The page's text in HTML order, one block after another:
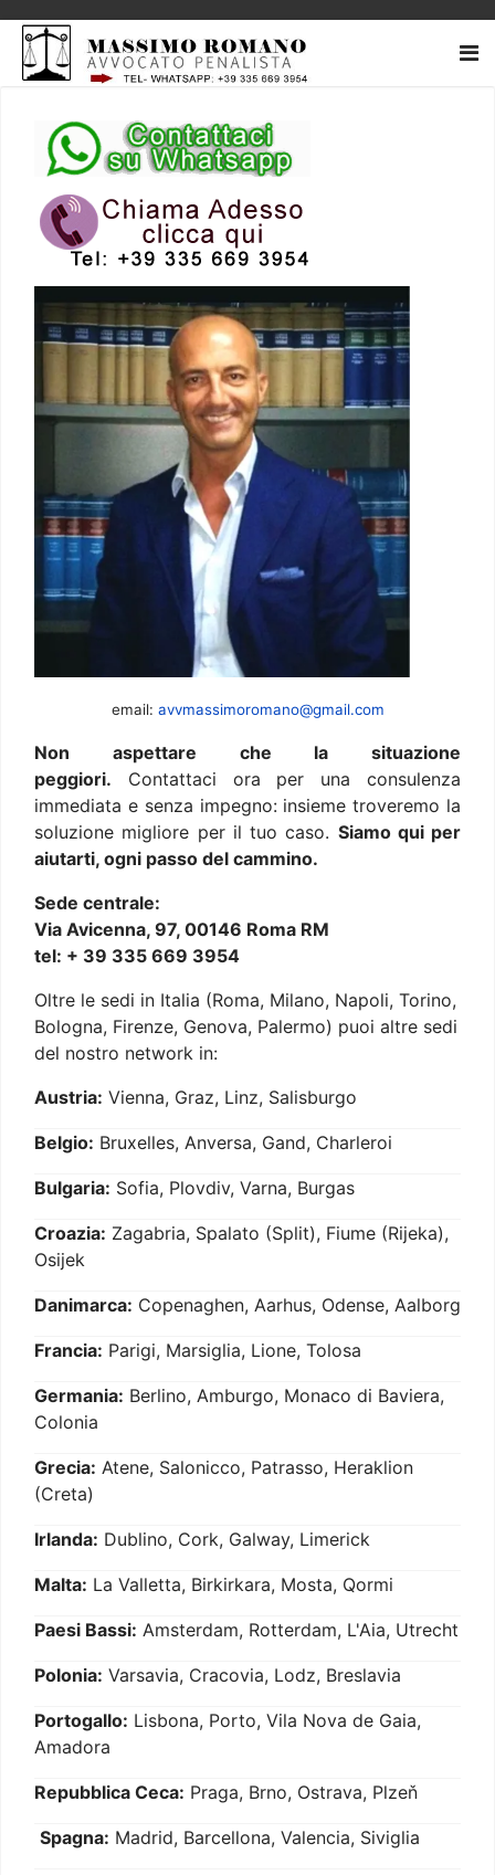
email: avvmassimoromano@gmail.com
Non aspettare che la situazione
peggiori. Contattaci ora per una consulenza
immediata e senza impegno: insieme troveremo la
soluzione migliore per il tuo caso. Siamo qui per
aiutarti, ogni passo del cammino.
Sede centrale:
Via Avicenna, 97, 00146 Roma RM
tel: + 39 335 669 3954
Oltre le sedi in Italia (Roma, Milano, Napoli, Torino,
Bologna, Firenze, Genova, Palermo) puoi altre sedi
del nostro network in:
Austria: Vienna, Graz, Linz, Salisburgo
Belgio: Bruxelles, Anversa, Gand, Charleroi
Bulgaria: Sofia, Plovdiv, Varna, Burgas
Croazia: Zagabria, Spalato (Split), Fiume (Rijeka),
Osijek
Danimarca: Copenaghen, Aarhus, Odense, Aalborg
Francia: Parigi, Marsiglia, Lione, Tolosa
Germania: Berlino, Amburgo, Monaco di Baviera,
Colonia
Grecia: Atene, Salonicco, Patrasso, Heraklion
(Creta)
Irlanda: Dublino, Cork, Galway, Limerick
Malta: La Valletta, Birkirkara, Mosta, Qormi
Paesi Bassi: Amsterdam, Rotterdam, L'Aia, Utrecht
Polonia: Varsavia, Cracovia, Lodz, Breslavia
Portogallo: Lisbona, Porto, Vila Nova de Gaia,
Amadora
Repubblica Ceca: Praga, Brno, Ostrava, Plzeň
Spagna: Madrid, Barcellona, Valencia, Siviglia